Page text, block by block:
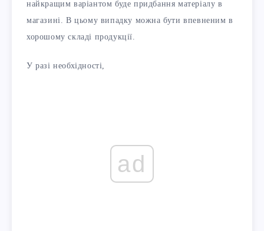
найкращим варіантом буде придбання матеріалу в
магазині. В цьому випадку можна бути впевненим в
хорошому складі продукції.
У разі необхідності,
ad